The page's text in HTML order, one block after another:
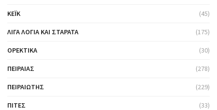
ΚΈΙΚ (45)
ΛΊΓΑ ΛΌΓΙΑ ΚΑΙ ΣΤΑΡΆΤΑ (175)
ΟΡΕΚΤΙΚΆ (30)
ΠΕΙΡΑΙΆΣ (278)
ΠΕΙΡΑΙΏΤΗΣ (229)
ΠΊΤΕΣ (33)